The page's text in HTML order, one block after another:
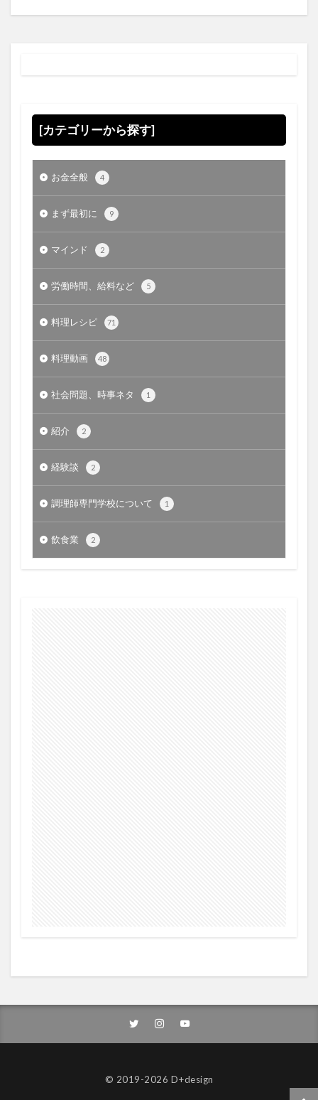
[カテゴリーから探す]
お金全般 4
まず最初に 9
マインド 2
労働時間、給料など 5
料理レシピ 71
料理動画 48
社会問題、時事ネタ 1
紹介 2
経験談 2
調理師専門学校について 1
飲食業 2
© 2019-2026 D+design